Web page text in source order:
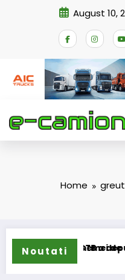
August 10,
Home
Noutati
schemei de
STB a depus la